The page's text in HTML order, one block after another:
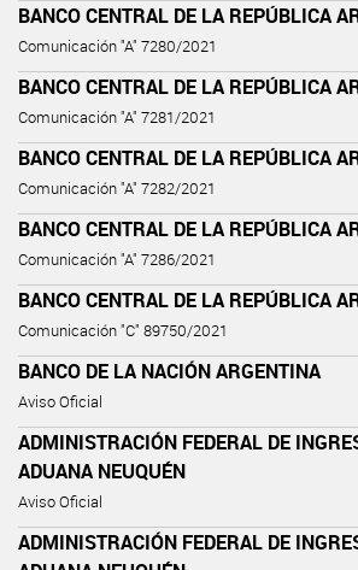
BANCO CENTRAL DE LA REPÚBLICA
Comunicación "A" 7280/2021
BANCO CENTRAL DE LA REPÚBLICA
Comunicación "A" 7281/2021
BANCO CENTRAL DE LA REPÚBLICA
Comunicación "A" 7282/2021
BANCO CENTRAL DE LA REPÚBLICA
Comunicación "A" 7286/2021
BANCO CENTRAL DE LA REPÚBLICA
Comunicación "C" 89750/2021
BANCO DE LA NACIÓN ARGENTINA
Aviso Oficial
ADMINISTRACIÓN FEDERAL DE
ADUANA NEUQUÉN
Aviso Oficial
ADMINISTRACIÓN FEDERAL DE